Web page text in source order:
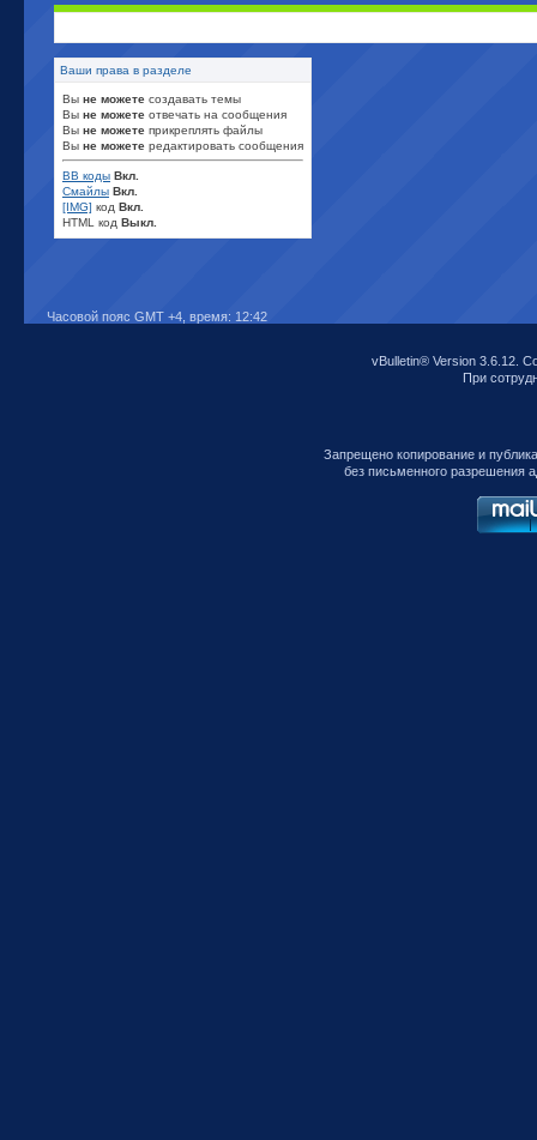
Ваши права в разделе
Вы не можете создавать темы
Вы не можете отвечать на сообщения
Вы не можете прикреплять файлы
Вы не можете редактировать сообщения
BB коды Вкл.
Смайлы Вкл.
[IMG] код Вкл.
HTML код Выкл.
Часовой пояс GMT +4, время: 12:42
vBulletin® Version 3.6.12.
При
Запрещено копирование и
без письменного разрешения